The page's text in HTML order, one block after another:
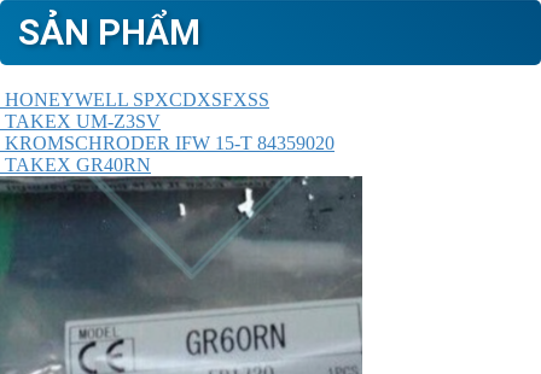
SẢN PHẨM
HONEYWELL SPXCDXSFXSS
TAKEX UM-Z3SV
KROMSCHRODER IFW 15-T 84359020
TAKEX GR40RN